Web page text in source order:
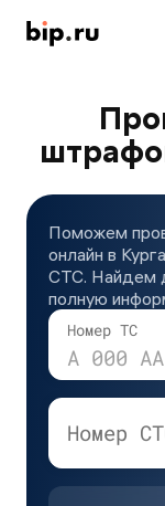
Поможем
онлайн в
СТС. Найдем
полную
Номер ТС
А 000
Номер